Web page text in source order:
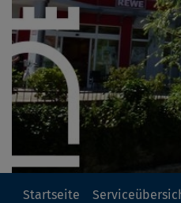
Startseite